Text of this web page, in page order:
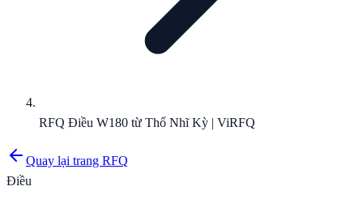
RFQ Điều W180 từ Thổ Nhĩ Kỳ | ViRFQ
Quay lại trang RFQ
Điều